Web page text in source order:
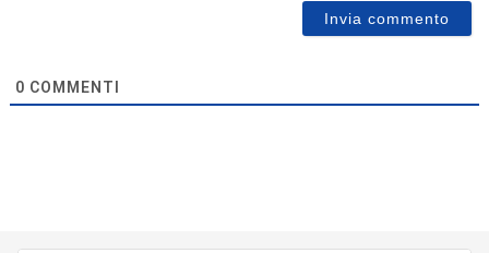
0 COMMENTI